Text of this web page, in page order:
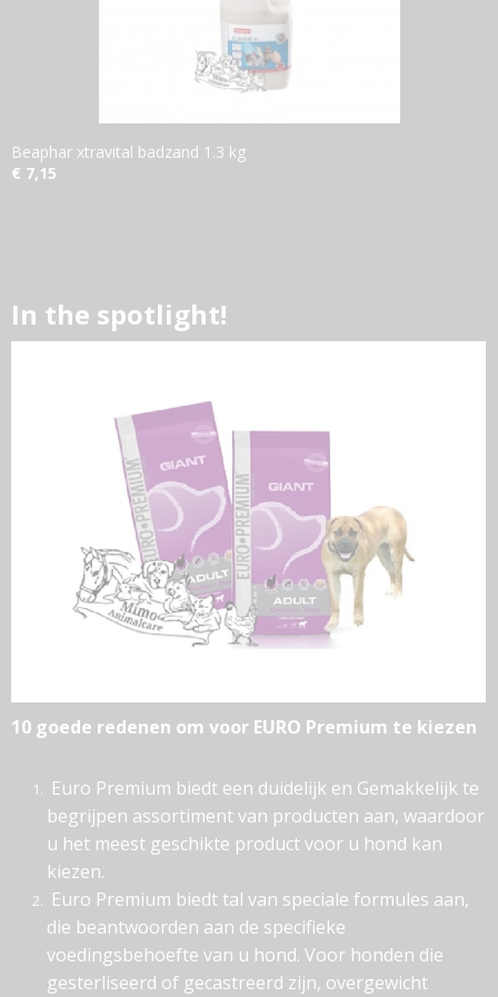
Beaphar xtravital badzand 1.3 kg
€ 7,15
In the spotlight!
10 goede redenen om voor EURO Premium te kiezen
Euro Premium biedt een duidelijk en Gemakkelijk te
begrijpen assortiment van producten aan, waardoor
u het meest geschikte product voor u hond kan
kiezen.
Euro Premium biedt tal van speciale formules aan,
die beantwoorden aan de specifieke
voedingsbehoefte van u hond. Voor honden die
gesterliseerd of gecastreerd zijn, overgewicht